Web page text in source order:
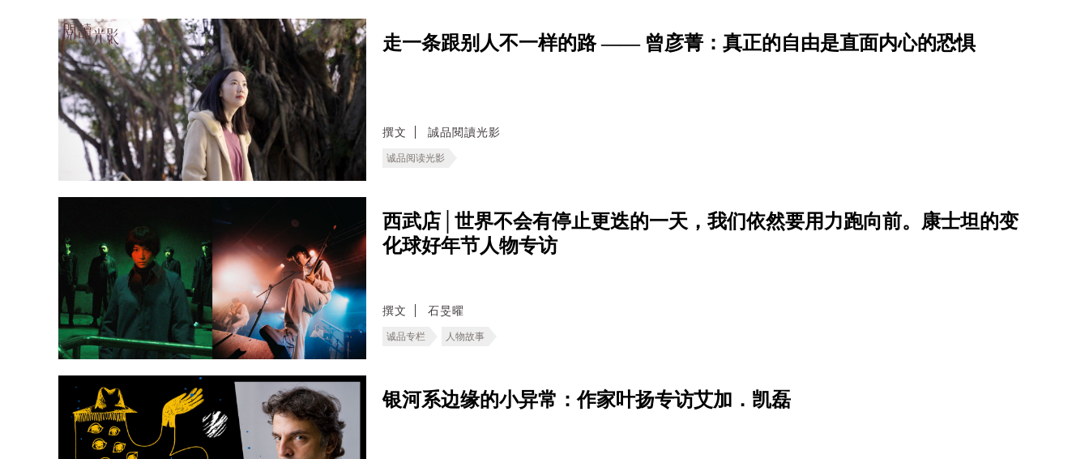
走一条跟别人不一样的路 —— 曾彦菁：真正的自由是直面内心的恐惧
撰文 誠品閱讀光影
诚品阅读光影
西武店│世界不会有停止更迭的一天，我们依然要用力跑向前。康士坦的变
化球好年节人物专访
撰文 石旻曜
诚品专栏 人物故事
银河系边缘的小异常：作家叶扬专访艾加．凯磊